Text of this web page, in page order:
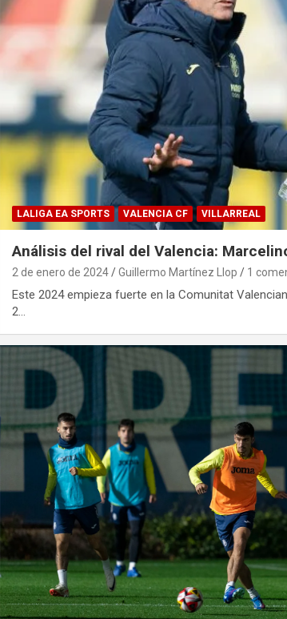
LALIGA EA SPORTS VALENCIA CF VILLARREAL
Análisis del rival del Valencia:
2 de enero de 2024 Guillermo Martínez Llop 1
Este 2024 empieza fuerte en la Comunitat
2…